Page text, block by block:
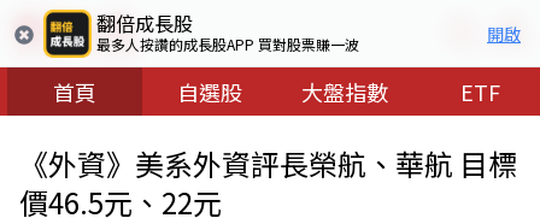
翻倍成長股
最多人按讚的成長股APP 買對股票賺一波 開啟
首頁 自選股 大盤指數 ETF
《外資》美系外資評長榮航、華航 目標
價46.5元、22元